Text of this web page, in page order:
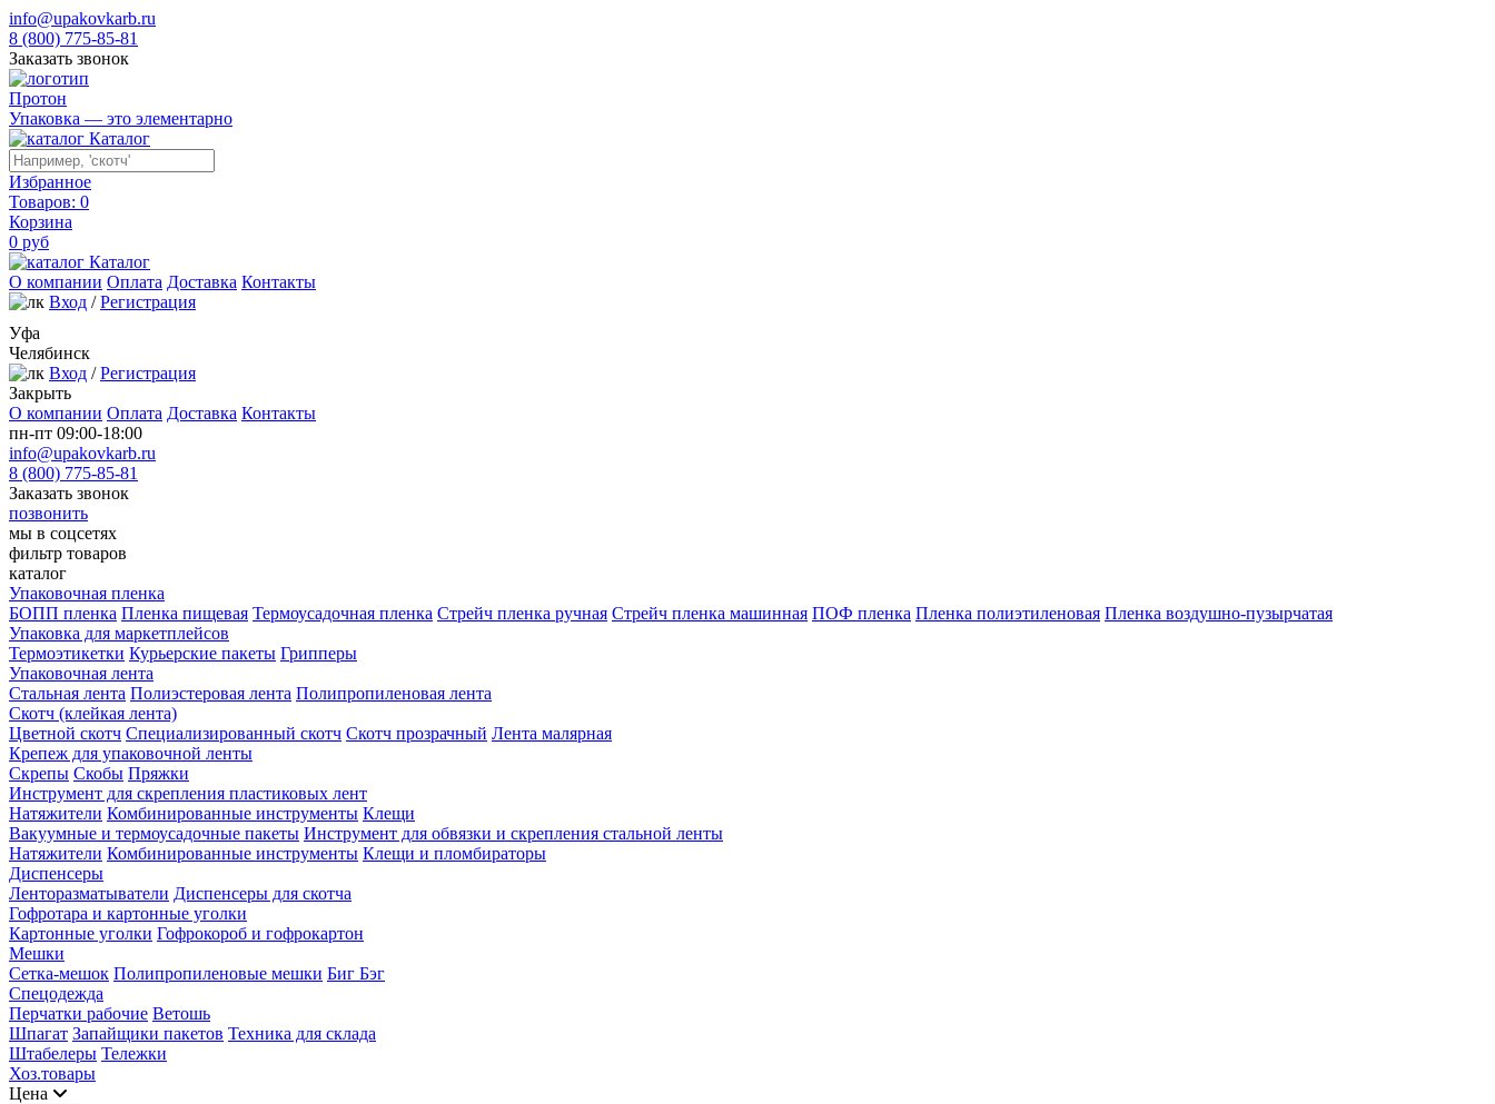
info@upakovkarb.ru
8 (800) 775-85-81
Заказать звонок
Протон
Упаковка — это элементарно
Каталог
Избранное
Товаров: 0
Корзина
0 руб
Каталог
О компании Оплата Доставка Контакты
Вход / Регистрация
Уфа
Челябинск
Вход / Регистрация
Закрыть
О компании Оплата Доставка Контакты
пн-пт 09:00-18:00
info@upakovkarb.ru
8 (800) 775-85-81
Заказать звонок
позвонить
мы в соцсетях
фильтр товаров
каталог
Упаковочная пленка
БОПП пленка Пленка пищевая Термоусадочная пленка Стрейч пленка ручная Стрейч пленка машинная ПОФ пленка Пленка полиэтиленовая Пленка воздушно-пузырчатая
Упаковка для маркетплейсов
Термоэтикетки Курьерские пакеты Грипперы
Упаковочная лента
Стальная лента Полиэстеровая лента Полипропиленовая лента
Скотч (клейкая лента)
Цветной скотч Специализированный скотч Скотч прозрачный Лента малярная
Крепеж для упаковочной ленты
Скрепы Скобы Пряжки
Инструмент для скрепления пластиковых лент
Натяжители Комбинированные инструменты Клещи
Вакуумные и термоусадочные пакеты Инструмент для обвязки и скрепления стальной ленты
Натяжители Комбинированные инструменты Клещи и пломбираторы
Диспенсеры
Ленторазматыватели Диспенсеры для скотча
Гофротара и картонные уголки
Картонные уголки Гофрокороб и гофрокартон
Мешки
Сетка-мешок Полипропиленовые мешки Биг Бэг
Спецодежда
Перчатки рабочие Ветошь
Шпагат Запайщики пакетов Техника для склада
Штабелеры Тележки
Хоз.товары
Цена